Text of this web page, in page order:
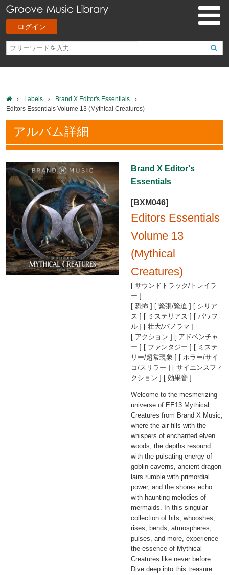
ログイン
Labels
Brand X Editor's Essentials
Editors Essentials Volume 13 (Mythical Creatures)
アルバム詳細
Brand X Editor's
Essentials
[BXM046]
Editors Essentials
Volume 13
(Mythical
Creatures)
[ サウンドトラック/トレイラ
ー ]
[ 恐怖 ] [ 緊張/緊迫 ] [ シリア
ス ] [ ミステリアス ] [ パワフ
ル ] [ 壮大/パノラマ ]
[ アクション ] [ アドベンチャ
ー ] [ ファンタジー ] [ ミステ
リー/超常現象 ] [ ホラー/サイ
コ/スリラー ] [ サイエンスフィ
クション ] [ 効果音 ]
Welcome to the mesmerizing
universe of EE13 Mythical
Creatures from Brand X Music,
where the air fills with the
whispers of enchanted elven
woods, the depths resound
with the pulsating energy of
goblin caverns, ancient dragon
lairs rumble with primordial
power, and the shores echo
with haunting melodies of
mermaids. In this singular
collection of hits, whooshes,
rises, bends, atmospheres,
pulses, and more, experience
the essence of Mythical
Creatures like never before.
Dive deep into this treasure